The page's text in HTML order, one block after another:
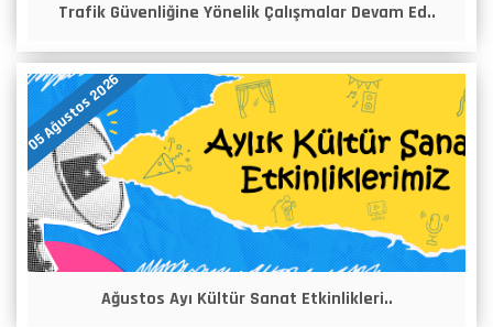
Trafik Güvenliğine Yönelik Çalışmalar Devam Ed..
05 Ağustos 2026
Ağustos Ayı Kültür Sanat Etkinlikleri..